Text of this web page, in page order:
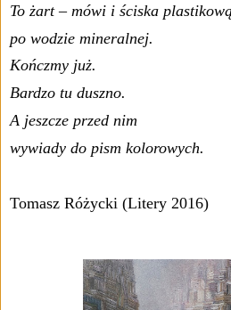
To żart – mówi i ściska
po wodzie mineralnej.
Kończmy już.
Bardzo tu duszno.
A jeszcze przed nim
wywiady do pism kolorowych.
Tomasz Różycki (Litery 2016)